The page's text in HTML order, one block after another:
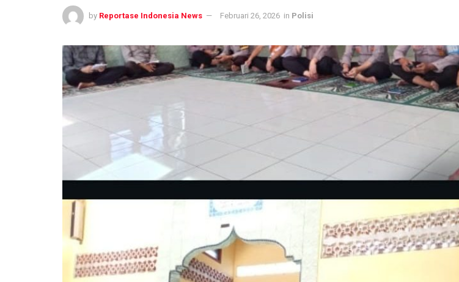
by Reportase Indonesia News Februari 26, 2026 in Polisi